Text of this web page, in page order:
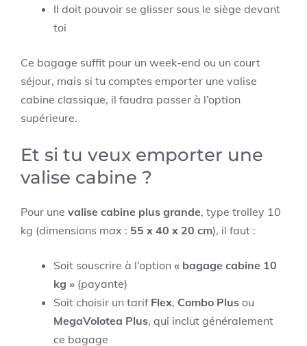
Il doit pouvoir se glisser sous le siège devant
toi
Ce bagage suffit pour un week-end ou un court
séjour, mais si tu comptes emporter une valise
cabine classique, il faudra passer à l’option
supérieure.
Et si tu veux emporter une
valise cabine ?
Pour une valise cabine plus grande, type trolley 10
kg (dimensions max : 55 x 40 x 20 cm), il faut :
Soit souscrire à l’option « bagage cabine 10
kg » (payante)
Soit choisir un tarif Flex, Combo Plus ou
MegaVolotea Plus, qui inclut généralement
ce bagage